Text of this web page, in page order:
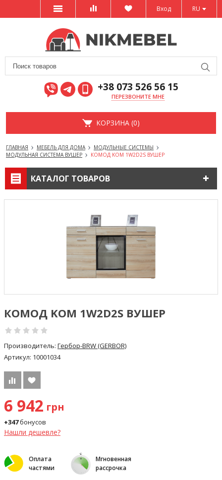
RU
Вход
+38 073 526 56 15
ПЕРЕЗВОНИТЕ МНЕ
КОРЗИНА (0)
ГЛАВНАЯ МЕБЕЛЬ ДЛЯ ДОМА
МОДУЛЬНЫЕ СИСТЕМЫ
МОДУЛЬНАЯ СИСТЕМА ВУШЕР
КОМОД KOM 1W2D2S ВУШЕР
КАТАЛОГ ТОВАРОВ
КОМОД KOM 1W2D2S ВУШЕР
Производитель: Гербор-BRW (GERBOR)
Артикул: 10001034
6 942 грн
+347бонусов
Нашли дешевле?
Оплата
частями
Мгновенная
рассрочка